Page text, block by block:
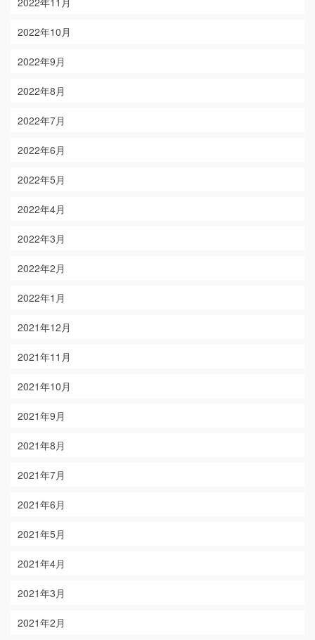
2022年10月
2022年9月
2022年8月
2022年7月
2022年6月
2022年5月
2022年4月
2022年3月
2022年2月
2022年1月
2021年12月
2021年11月
2021年10月
2021年9月
2021年8月
2021年7月
2021年6月
2021年5月
2021年4月
2021年3月
2021年2月